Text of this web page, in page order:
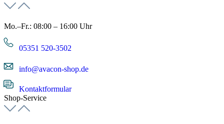
Mo.–Fr.: 08:00 – 16:00 Uhr
05351 520-3502
info@avacon-shop.de
Kontaktformular
Shop-Service